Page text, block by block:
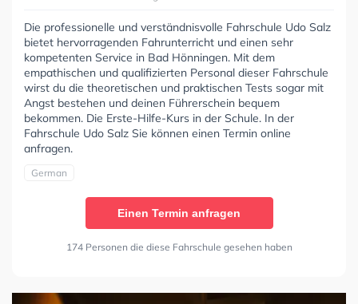
Die professionelle und verständnisvolle Fahrschule Udo Salz
bietet hervorragenden Fahrunterricht und einen sehr
kompetenten Service in Bad Hönningen. Mit dem
empathischen und qualifizierten Personal dieser Fahrschule
wirst du die theoretischen und praktischen Tests sogar mit
Angst bestehen und deinen Führerschein bequem
bekommen. Die Erste-Hilfe-Kurs in der Schule. In der
Fahrschule Udo Salz Sie können einen Termin online
anfragen.
German
Einen Termin anfragen
174 Personen die diese Fahrschule gesehen haben